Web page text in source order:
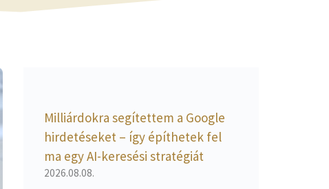
Milliárdokra segítettem a Google
hirdetéseket – így építhetek fel
ma egy AI-keresési stratégiát
2026.08.08.